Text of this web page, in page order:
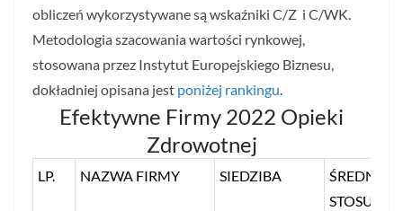
obliczeń wykorzystywane są wskaźniki C/Z i C/WK.
Metodologia szacowania wartości rynkowej,
stosowana przez Instytut Europejskiego Biznesu,
dokładniej opisana jest poniżej rankingu.
Efektywne Firmy 2022 Opieki
Zdrowotnej
LP. NAZWA FIRMY SIEDZIBA
ŚREDNI
STOSUNEK